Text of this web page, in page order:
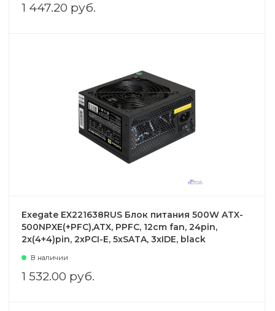
1 447.20 руб.
Exegate EX221638RUS Блок питания 500W ATX-
500NPXE(+PFC),ATX, PPFC, 12cm fan, 24pin,
2x(4+4)pin, 2xPCI-E, 5xSATA, 3xIDE, black
В наличии
1 532.00 руб.